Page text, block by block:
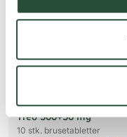
Treo
Treo 500+50 mg
10 stk. brusetabletter